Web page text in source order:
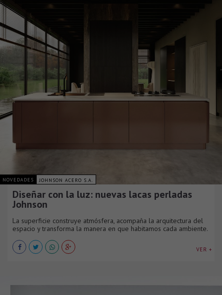
NOVEDADES JOHNSON ACERO S.A.
Diseñar con la luz: nuevas lacas perladas
Johnson
La superficie construye atmósfera, acompaña la arquitectura del
espacio y transforma la manera en que habitamos cada ambiente.
VER +